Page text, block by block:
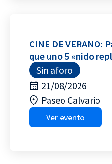
CINE DE VERANO:
que uno 5 «nido
Sin aforo
21/08/2026
Paseo Calvario
Ver evento